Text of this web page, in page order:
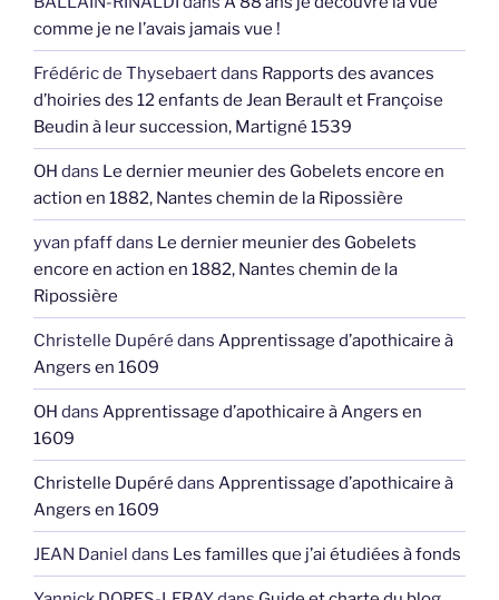
comme je ne l’avais jamais vue !
Frédéric de Thysebaertdans Rapports des avances
d’hoiries des 12 enfants de Jean Berault et Françoise
Beudin à leur succession, Martigné 1539
OH dans Le dernier meunier des Gobelets encore en
action en 1882, Nantes chemin de la Ripossière
yvan pfaffdans Le dernier meunier des Gobelets
encore en action en 1882, Nantes chemin de la
Ripossière
Christelle Dupéré dans Apprentissage d’apothicaire à
Angers en 1609
OH dans Apprentissage d’apothicaire à Angers en
1609
Christelle Dupéré dans Apprentissage d’apothicaire à
Angers en 1609
JEAN Daniel dans Les familles que j’ai étudiées à fonds